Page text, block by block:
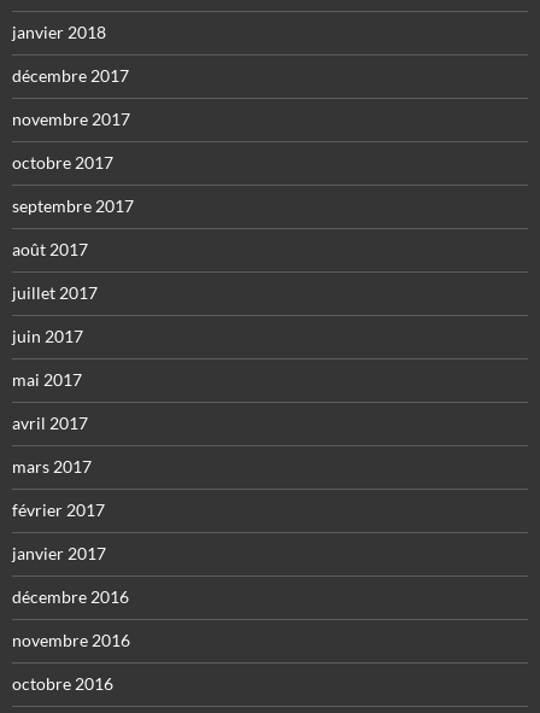
janvier 2018
décembre 2017
novembre 2017
octobre 2017
septembre 2017
août 2017
juillet 2017
juin 2017
mai 2017
avril 2017
mars 2017
février 2017
janvier 2017
décembre 2016
novembre 2016
octobre 2016